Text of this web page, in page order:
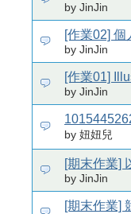
by JinJin
[作業02] 個
by JinJin
[作業01]
by JinJin
by 妞妞兒
[期末作業]
by JinJin
[期末作業]